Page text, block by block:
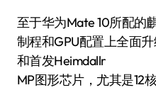
至于华为Mate 10所配的
制程和GPU配置上全面
和首发Heimdallr
MP图形芯片，尤其是12